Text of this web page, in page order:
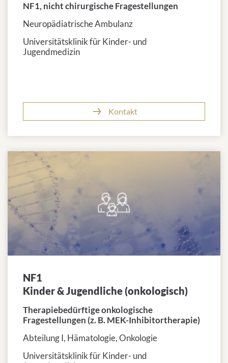
NF1, nicht chirurgische Fragestellungen
Neuropädiatrische Ambulanz
Universitätsklinik für Kinder- und
Jugendmedizin
Kontakt
NF1
Kinder & Jugendliche (onkologisch)
Therapiebedürftige onkologische
Fragestellungen (z. B. MEK-Inhibitortherapie)
Abteilung I, Hämatologie, Onkologie
Universitätsklinik für Kinder- und